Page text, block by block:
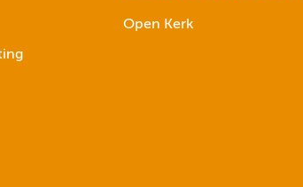
Open Kerk